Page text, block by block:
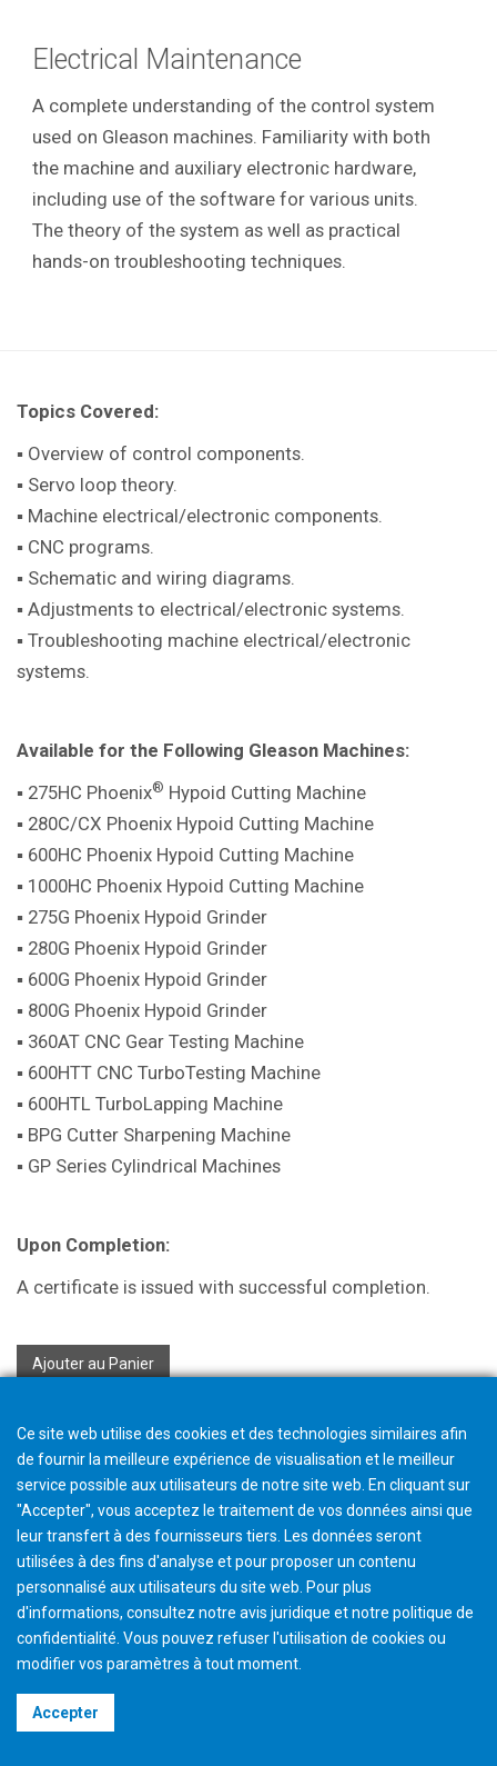
Electrical Maintenance
A complete understanding of the control system
used on Gleason machines. Familiarity with both
the machine and auxiliary electronic hardware,
including use of the software for various units.
The theory of the system as well as practical
hands-on troubleshooting techniques.
Topics Covered:
▪ Overview of control components.
▪ Servo loop theory.
▪ Machine electrical/electronic components.
▪ CNC programs.
▪ Schematic and wiring diagrams.
▪ Adjustments to electrical/electronic systems.
▪ Troubleshooting machine electrical/electronic
systems.
Available for the Following Gleason Machines:
▪ 275HC Phoenix® Hypoid Cutting Machine
▪ 280C/CX Phoenix Hypoid Cutting Machine
▪ 600HC Phoenix Hypoid Cutting Machine
▪ 1000HC Phoenix Hypoid Cutting Machine
▪ 275G Phoenix Hypoid Grinder
▪ 280G Phoenix Hypoid Grinder
▪ 600G Phoenix Hypoid Grinder
▪ 800G Phoenix Hypoid Grinder
▪ 360AT CNC Gear Testing Machine
▪ 600HTT CNC TurboTesting Machine
▪ 600HTL TurboLapping Machine
▪ BPG Cutter Sharpening Machine
▪ GP Series Cylindrical Machines
Upon Completion:
A certificate is issued with successful completion.
Ajouter au Panier
Terms & Conditions
Ce site web utilise des cookies et des technologies similaires afin
de fournir la meilleure expérience de visualisation et le meilleur
service possible aux utilisateurs de notre site web. En cliquant sur
"Accepter", vous acceptez le traitement de vos données ainsi que
leur transfert à des fournisseurs tiers. Les données seront
utilisées à des fins d'analyse et pour proposer un contenu
personnalisé aux utilisateurs du site web. Pour plus
d'informations, consultez notre avis juridique et notre politique de
confidentialité. Vous pouvez refuser l'utilisation de cookies ou
modifier vos paramètres à tout moment
Accepter